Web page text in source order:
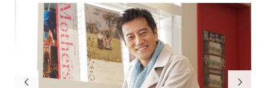
 